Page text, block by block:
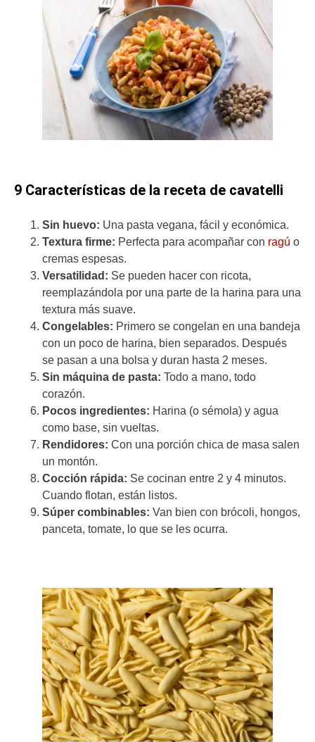
9 Características de la receta de cavatelli
Sin huevo: Una pasta vegana, fácil y económica.
Textura firme: Perfecta para acompañar con ragú o
cremas espesas.
Versatilidad: Se pueden hacer con ricota,
reemplazándola por una parte de la harina para una
textura más suave.
Congelables: Primero se congelan en una bandeja
con un poco de harina, bien separados. Después
se pasan a una bolsa y duran hasta 2 meses.
Sin máquina de pasta: Todo a mano, todo
corazón.
Pocos ingredientes: Harina (o sémola) y agua
como base, sin vueltas.
Rendidores: Con una porción chica de masa salen
un montón.
Cocción rápida: Se cocinan entre 2 y 4 minutos.
Cuando flotan, están listos.
Súper combinables: Van bien con brócoli, hongos,
panceta, tomate, lo que se les ocurra.